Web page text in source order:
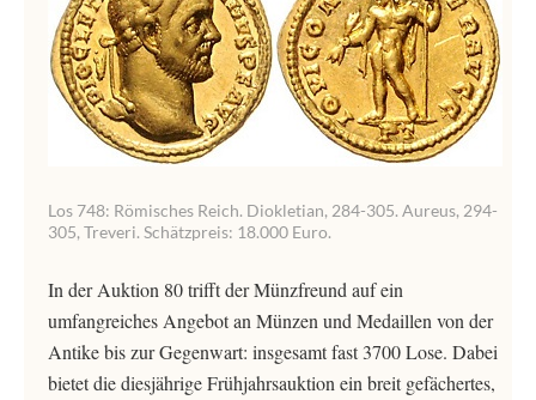
Los 748: Römisches Reich. Diokletian, 284-305. Aureus, 294-
305, Treveri. Schätzpreis: 18.000 Euro.
In der Auktion 80 trifft der Münzfreund auf ein
umfangreiches Angebot an Münzen und Medaillen von der
Antike bis zur Gegenwart: insgesamt fast 3700 Lose. Dabei
bietet die diesjährige Frühjahrsauktion ein breit gefächertes,